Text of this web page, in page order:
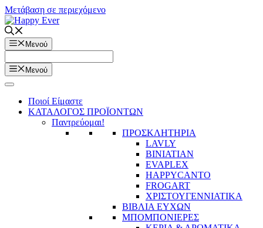
Μετάβαση σε περιεχόμενο
Μενού
Μενού
Ποιοί Είμαστε
ΚΑΤΑΛΟΓΟΣ ΠΡΟΪΟΝΤΩΝ
Παντρεύομαι!
ΠΡΟΣΚΛΗΤΗΡΙΑ
LAVLY
BINIATIAN
EVAPLEX
HAPPYCANTO
FROGART
ΧΡΙΣΤΟΥΓΕΝΝΙΑΤΙΚΑ
ΒΙΒΛΙΑ ΕΥΧΩΝ
ΜΠΟΜΠΟΝΙΕΡΕΣ